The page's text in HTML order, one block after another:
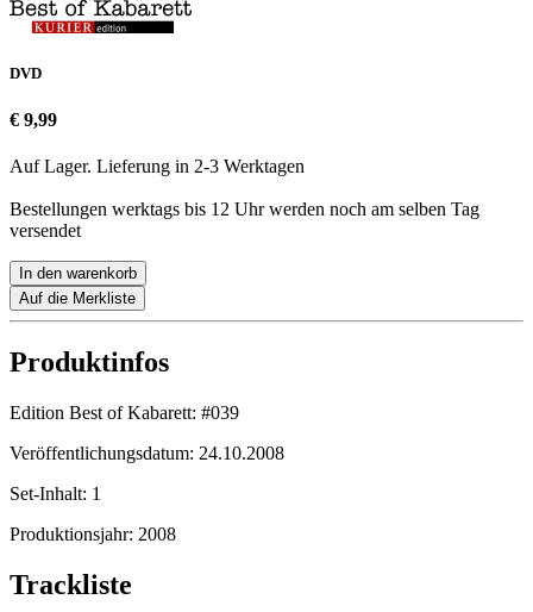
DVD
€ 9,99
Auf Lager. Lieferung in 2-3 Werktagen
Bestellungen werktags bis 12 Uhr werden noch am selben Tag
versendet
In den warenkorb
Auf die Merkliste
Produktinfos
Edition Best of Kabarett: #039
Veröffentlichungsdatum: 24.10.2008
Set-Inhalt: 1
Produktionsjahr: 2008
Trackliste